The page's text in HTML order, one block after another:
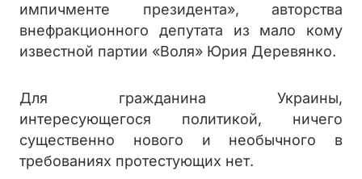
импичменте президента», авторства
внефракционного депутата из мало кому
известной партии «Воля» Юрия Деревянко.
Для гражданина Украины,
интересующегося политикой, ничего
существенно нового и необычного в
требованиях протестующих нет.